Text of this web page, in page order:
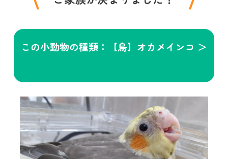
この小動物の種類：【鳥】オカメインコ ＞